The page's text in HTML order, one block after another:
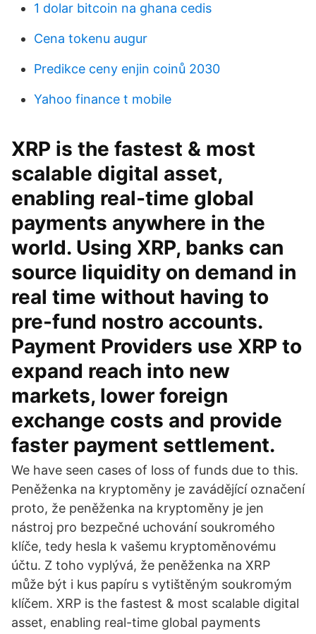
1 dolar bitcoin na ghana cedis
Cena tokenu augur
Predikce ceny enjin coinů 2030
Yahoo finance t mobile
XRP is the fastest & most
scalable digital asset,
enabling real-time global
payments anywhere in the
world. Using XRP, banks can
source liquidity on demand in
real time without having to
pre-fund nostro accounts.
Payment Providers use XRP to
expand reach into new
markets, lower foreign
exchange costs and provide
faster payment settlement.
We have seen cases of loss of funds due to this.
Peněženka na kryptoměny je zavádějící označení
proto, že peněženka na kryptoměny je jen
nástroj pro bezpečné uchování soukromého
klíče, tedy hesla k vašemu kryptoměnovému
účtu. Z toho vyplývá, že peněženka na XRP
může být i kus papíru s vytištěným soukromým
klíčem. XRP is the fastest & most scalable digital
asset, enabling real-time global payments